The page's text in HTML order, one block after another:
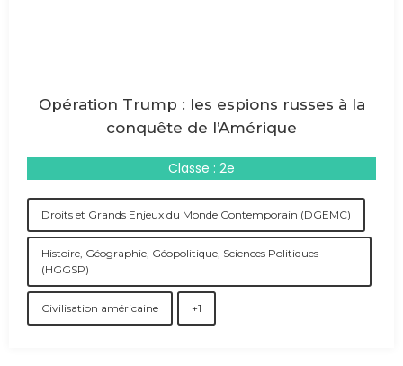
Opération Trump : les espions russes à la
conquête de l’Amérique
Classe : 2e
Droits et Grands Enjeux du Monde Contemporain (DGEMC)
Histoire, Géographie, Géopolitique, Sciences Politiques
(HGGSP)
Civilisation américaine +1